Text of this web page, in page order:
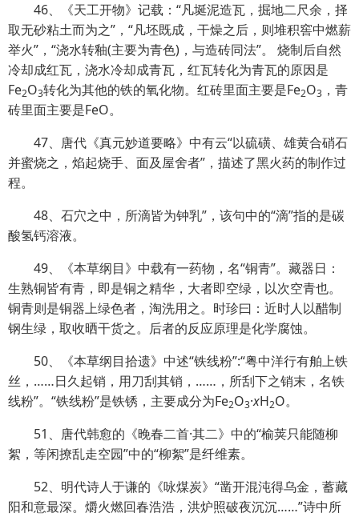
46、《天工开物》记载：“凡埏泥造瓦，掘地二尺余，择
取无砂粘土而为之”，“凡坯既成，干燥之后，则堆积窖中燃薪
举火”，“浇水转釉(主要为青色)，与造砖同法”。 烧制后自然
冷却成红瓦，浇水冷却成青瓦，红瓦转化为青瓦的原因是
Fe2O3转化为其他的铁的氧化物。红砖里面主要是Fe2O3 ，青
砖里面主要是FeO。
47、唐代《真元妙道要略》中有云“以硫磺、雄黄合硝石
并蜜烧之，焰起烧手、面及屋舍者”，描述了黑火药的制作过
程。
48、石穴之中，所滴皆为钟乳”，该句中的“滴”指的是碳
酸氢钙溶液。
49、《本草纲目》中载有一药物，名“铜青”。藏器日：
生熟铜皆有青，即是铜之精华，大者即空绿， 以次空青也。
铜青则是铜器上绿色者，淘洗用之。时珍曰：近时人以醋制
钢生绿，取收晒干货之。后者的反应原理是化学腐蚀。
50、《本草纲目拾遗》中述“铁线粉”:“粤中洋行有舶上铁
丝，……日久起销，用刀刮其销，……，所刮下之销末，名铁
线粉”。“铁线粉”是铁锈，主要成分为Fe2O3·xH2O。
51、唐代韩愈的《晚春二首·其二》中的“榆荚只能随柳
絮，等闲撩乱走空园”中的“柳絮”是纤维素。
52、明代诗人于谦的《咏煤炭》“凿开混沌得乌金，蓄藏
阳和意最深。爝火燃回春浩浩，洪炉照破夜沉沉……”诗中所